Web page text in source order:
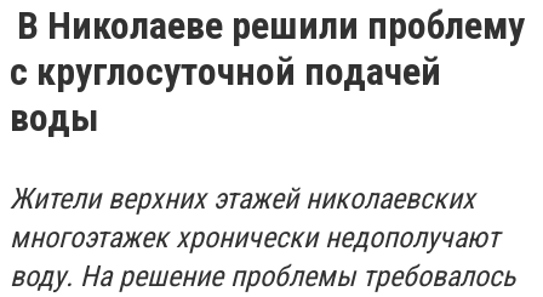
В Николаеве решили проблему
с круглосуточной подачей
воды
Жители верхних этажей николаевских
многоэтажек хронически недополучают
воду. На решение проблемы требовалось